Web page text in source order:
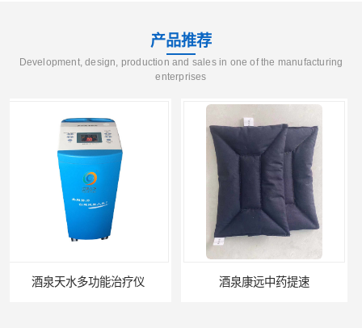
产品推荐
Development, design, production and sales in one of the manufacturing
enterprises
酒泉康远中药提速 中药提速增效垫渗透液哪家好